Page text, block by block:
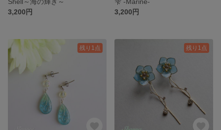
3,200円
3,200円
残り1点 残り1点